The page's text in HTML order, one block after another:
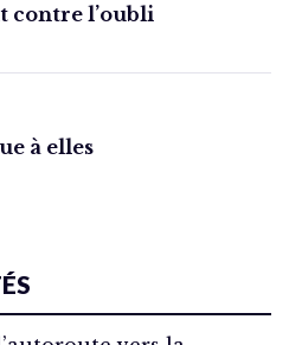
contre l’oubli
à elles